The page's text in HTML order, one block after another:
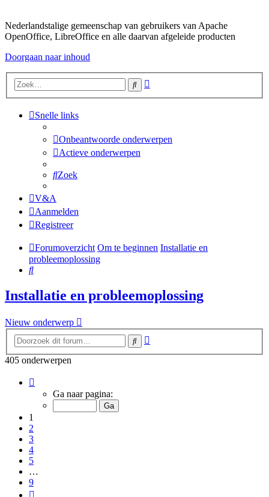
Nederlandstalige gemeenschap van gebruikers van Apache
OpenOffice, LibreOffice en alle daarvan afgeleide producten
Doorgaan naar inhoud
Zoek
Snelle links
Onbeantwoorde onderwerpen
Actieve onderwerpen
Zoek
V&A
Aanmelden
Registreer
Forumoverzicht Om te beginnen Installatie en
probleemoplossing
Zoek
Installatie en probleemoplossing
Nieuw onderwerp
Zoek
405 onderwerpen
van
Ga naar pagina:
1
2
3
4
5
…
9